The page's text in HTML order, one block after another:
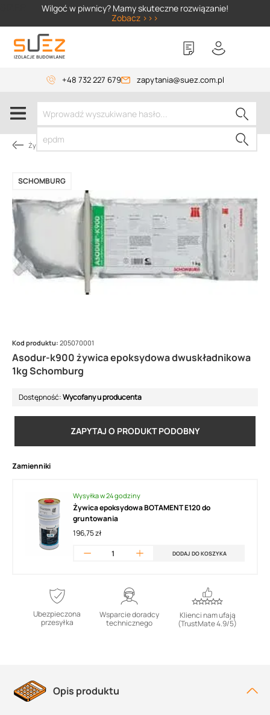
Wilgoć w piwnicy? Mamy skuteczne rozwiązanie!
Zobacz >>>
+48 732 227 679 zapytania@suez.com.pl
Żywice
Asodur-k900 żywica epoksydowa dwuskładnikowa
1kg Schomburg
SCHOMBURG
Kod produktu: 205070001
Dostępność:Wycofany u producenta
ZAPYTAJ O PRODUKT PODOBNY
Zamienniki
Wysyłka w 24 godziny
Żywica epoksydowa BOTAMENT E120 do
gruntowania
196,75 zł
DODAJ DO KOSZYKA
Ubezpieczona
przesyłka
Wsparcie doradcy
technicznego
Klienci nam ufają
(TrustMate 4.9/5)
Opis produktu